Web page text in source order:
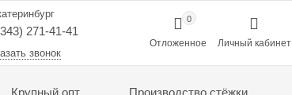
271-41-41
звонок
0
Отложенное Личный кабинет
Крупный опт Производство стёжки